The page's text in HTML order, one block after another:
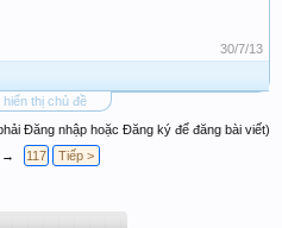
30/7/13
thị chủ đề
Đăng nhập hoặc Đăng ký để đăng bài viết)
→ 117 Tiếp >